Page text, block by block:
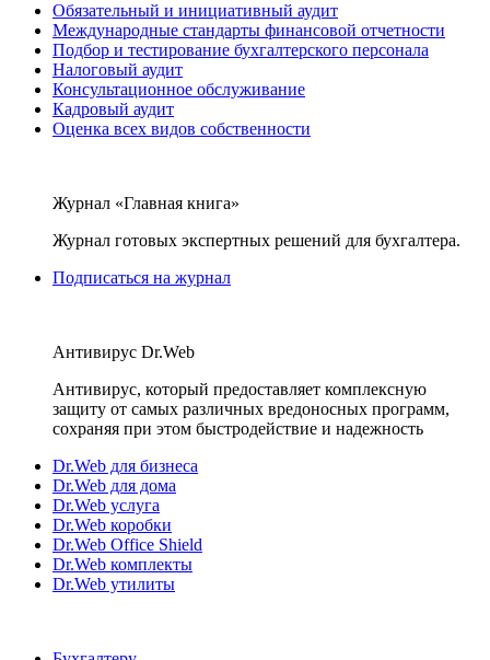
Обязательный и инициативный аудит
Международные стандарты финансовой отчетности
Подбор и тестирование бухгалтерского персонала
Налоговый аудит
Консультационное обслуживание
Кадровый аудит
Оценка всех видов собственности
Журнал «Главная книга»
Журнал готовых экспертных решений для бухгалтера.
Подписаться на журнал
Антивирус Dr.Web
Антивирус, который предоставляет комплексную
защиту от самых различных вредоносных программ,
сохраняя при этом быстродействие и надежность
Dr.Web для бизнеса
Dr.Web для дома
Dr.Web услуга
Dr.Web коробки
Dr.Web Office Shield
Dr.Web комплекты
Dr.Web утилиты